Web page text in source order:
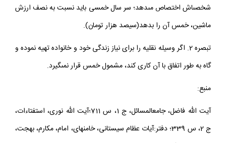
شخصى‏اش اختصاص مى‏دهد؛ سر سال خمسى بايد نسبت به نصف ارزش
ماشين، خمس آن را بدهد(سيصد هزار تومان).
تبصره 2. اگر وسيله نقليه را براى نياز زندگى خود و خانواده تهيه نموده و
گاه به طور اتفاق با آن كارى كند، مشمول خمس قرار نمى‏گيرد.
منبع:
آيت الله فاضل، جامع‏المسائل، ج 1، س 711؛آيت الله نورى، استفتاءات،
ج 2، س 339؛ دفتر:آيات عظام سيستانى، خامنه‏اى، امام، مكارم، بهجت،